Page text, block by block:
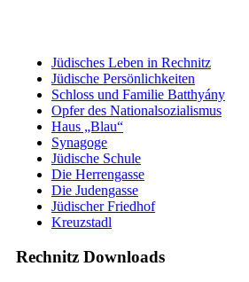
Jüdisches Leben in Rechnitz
Jüdische Persönlichkeiten
Schloss und Familie Batthyány
Opfer des Nationalsozialismus
Haus „Blau“
Synagoge
Jüdische Schule
Die Herrengasse
Die Judengasse
Jüdischer Friedhof
Kreuzstadl
Rechnitz Downloads